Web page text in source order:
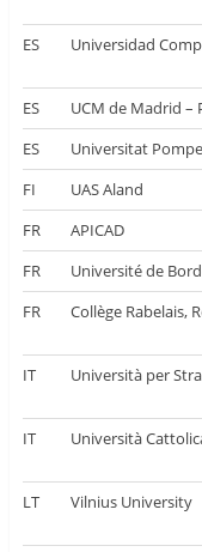
ES
Universidad
ES
UCM de Madrid –
ES
Universitat
FI
UAS Aland
FR
APICAD
FR
Université de
FR
Collège Rabelais,
IT
Università per
IT
Università
LT
Vilnius University